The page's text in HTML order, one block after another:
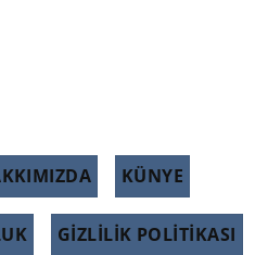
KÜNYE
GIZLILIK POLITIKASI